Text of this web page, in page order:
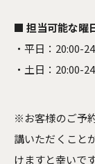
■ 担当可能な曜
・平日：20:00-
・土日：20:00-
※お客様のご予
講いただくこと
けますと幸いです